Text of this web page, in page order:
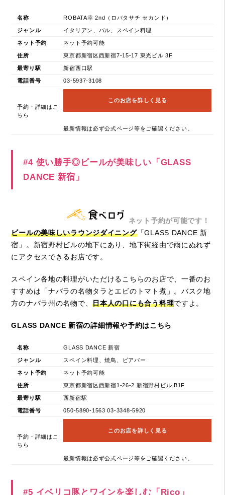
名称 ROBATA幸 2nd（ロバタサチ セカンド）
ジャンル イタリアン、バル、スペイン料理
ネット予約 ネット予約可能
住所 東京都新宿区西新宿7-15-17 東光ビル 3F
最寄り駅 新宿西口駅
電話番号 03-5937-3108
予約・詳細はこ
ちら
このお店を詳しく見る
最新情報は必ず公式ページ等をご確認ください。
#4 使い勝手◎ビールが美味しい「GLASS
DANCE 新宿」
ネット予約が可能です！
ビールの美味しいラウンジダイニング「GLASS DANCE 新
宿」。新宿野村ビルの地下にあり、地下街経由で雨にぬれず
にアクセスできるお店です。
スペイン各地の料理がいただけるこちらのお店で、一番のお
すすめは「ナバラの名物タラとエビのトマト煮」。バスク地
方のナバラ州の名物で、日本人の口にも合う料理ですよ。
GLASS DANCE 新宿の詳細情報や予約はこちら
名称 GLASS DANCE 新宿
ジャンル スペイン料理、焼鳥、ビアバー
ネット予約 ネット予約可能
住所 東京都新宿区西新宿1-26-2 新宿野村ビル B1F
最寄り駅 西新宿駅
電話番号 050-5890-1563 03-3348-5920
予約・詳細はこ
ちら
このお店を詳しく見る
最新情報は必ず公式ページ等をご確認ください。
#5 イベリコ豚とワインを楽しむ「Rico」